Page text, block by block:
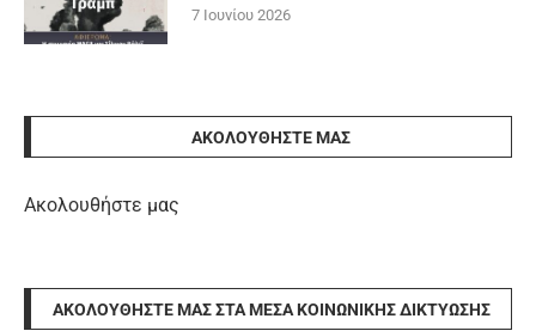
7 Ιουνίου 2026
ΑΚΟΛΟΥΘΉΣΤΕ ΜΑΣ
Ακολουθήστε μας
ΑΚΟΛΟΥΘΉΣΤΕ ΜΑΣ ΣΤΑ ΜΈΣΑ ΚΟΙΝΩΝΙΚΉΣ ΔΙΚΤΎΩΣΗΣ